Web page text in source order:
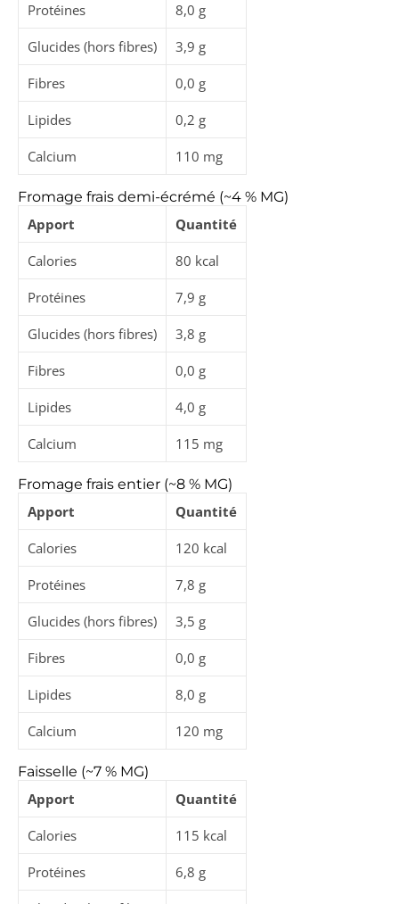
Protéines 8,0 g
Glucides (hors fibres) 3,9 g
Fibres 0,0 g
Lipides 0,2 g
Calcium 110 mg
Fromage frais demi-écrémé (~4 % MG)
Apport Quantité
Calories 80 kcal
Protéines 7,9 g
Glucides (hors fibres) 3,8 g
Fibres 0,0 g
Lipides 4,0 g
Calcium 115 mg
Fromage frais entier (~8 % MG)
Apport Quantité
Calories 120 kcal
Protéines 7,8 g
Glucides (hors fibres) 3,5 g
Fibres 0,0 g
Lipides 8,0 g
Calcium 120 mg
Faisselle (~7 % MG)
Apport Quantité
Calories 115 kcal
Protéines 6,8 g